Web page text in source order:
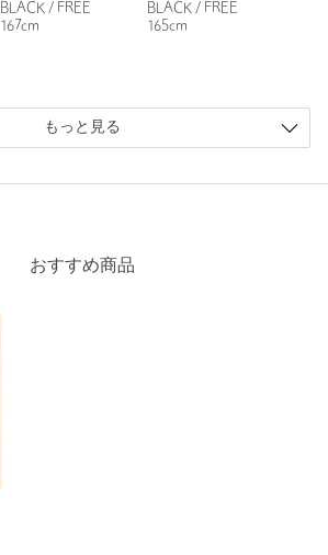
BLACK / FREE
167cm
BLACK / FREE
165cm
もっと見る
おすすめ商品